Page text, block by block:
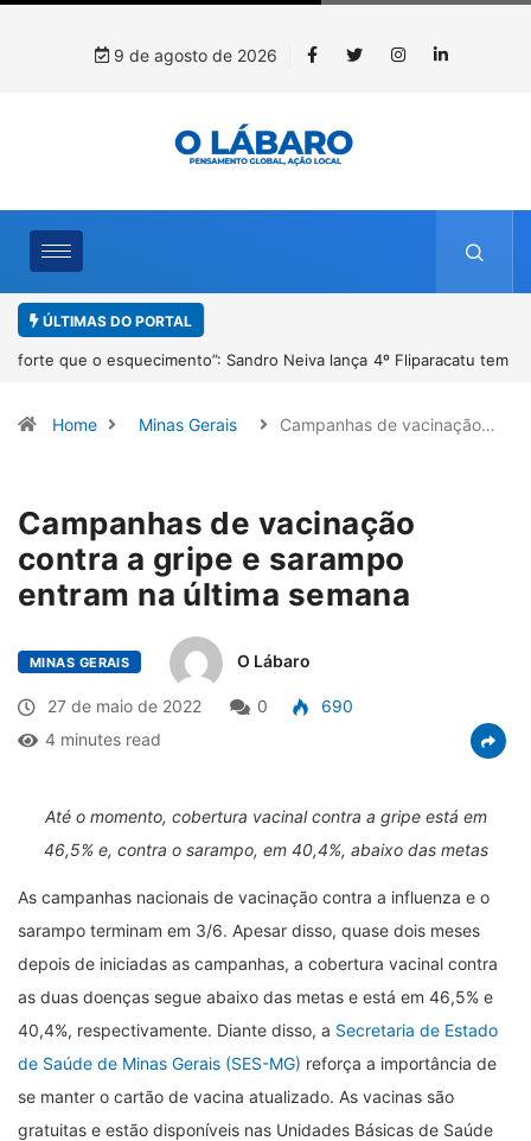
9 de agosto de 2026
ÚLTIMAS DO PORTAL
4º Fliparacatu tem inscrições abertas para o Prêmio de Redação e
Home Minas Gerais Campanhas de vacinação…
Campanhas de vacinação
contra a gripe e sarampo
entram na última semana
MINAS GERAIS O Lábaro
27 de maio de 2022 0
690
4 minutes read
Até o momento, cobertura vacinal contra a gripe está em
46,5% e, contra o sarampo, em 40,4%, abaixo das metas
As campanhas nacionais de vacinação contra a influenza e o
sarampo terminam em 3/6. Apesar disso, quase dois meses
depois de iniciadas as campanhas, a cobertura vacinal contra
as duas doenças segue abaixo das metas e está em 46,5% e
40,4%, respectivamente. Diante disso, a Secretaria de Estado
de Saúde de Minas Gerais (SES-MG) reforça a importância de
se manter o cartão de vacina atualizado. As vacinas são
gratuitas e estão disponíveis nas Unidades Básicas de Saúde